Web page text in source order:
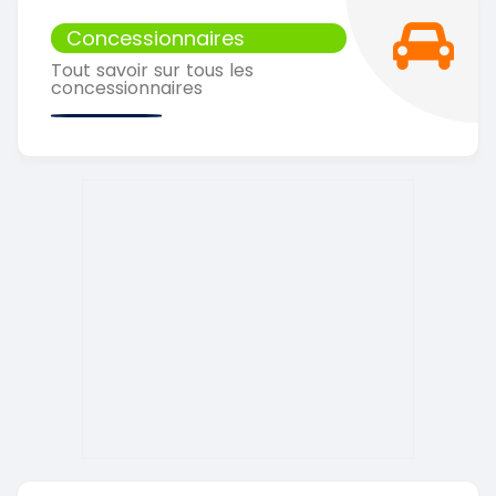
Concessionnaires
Tout savoir sur tous les
concessionnaires